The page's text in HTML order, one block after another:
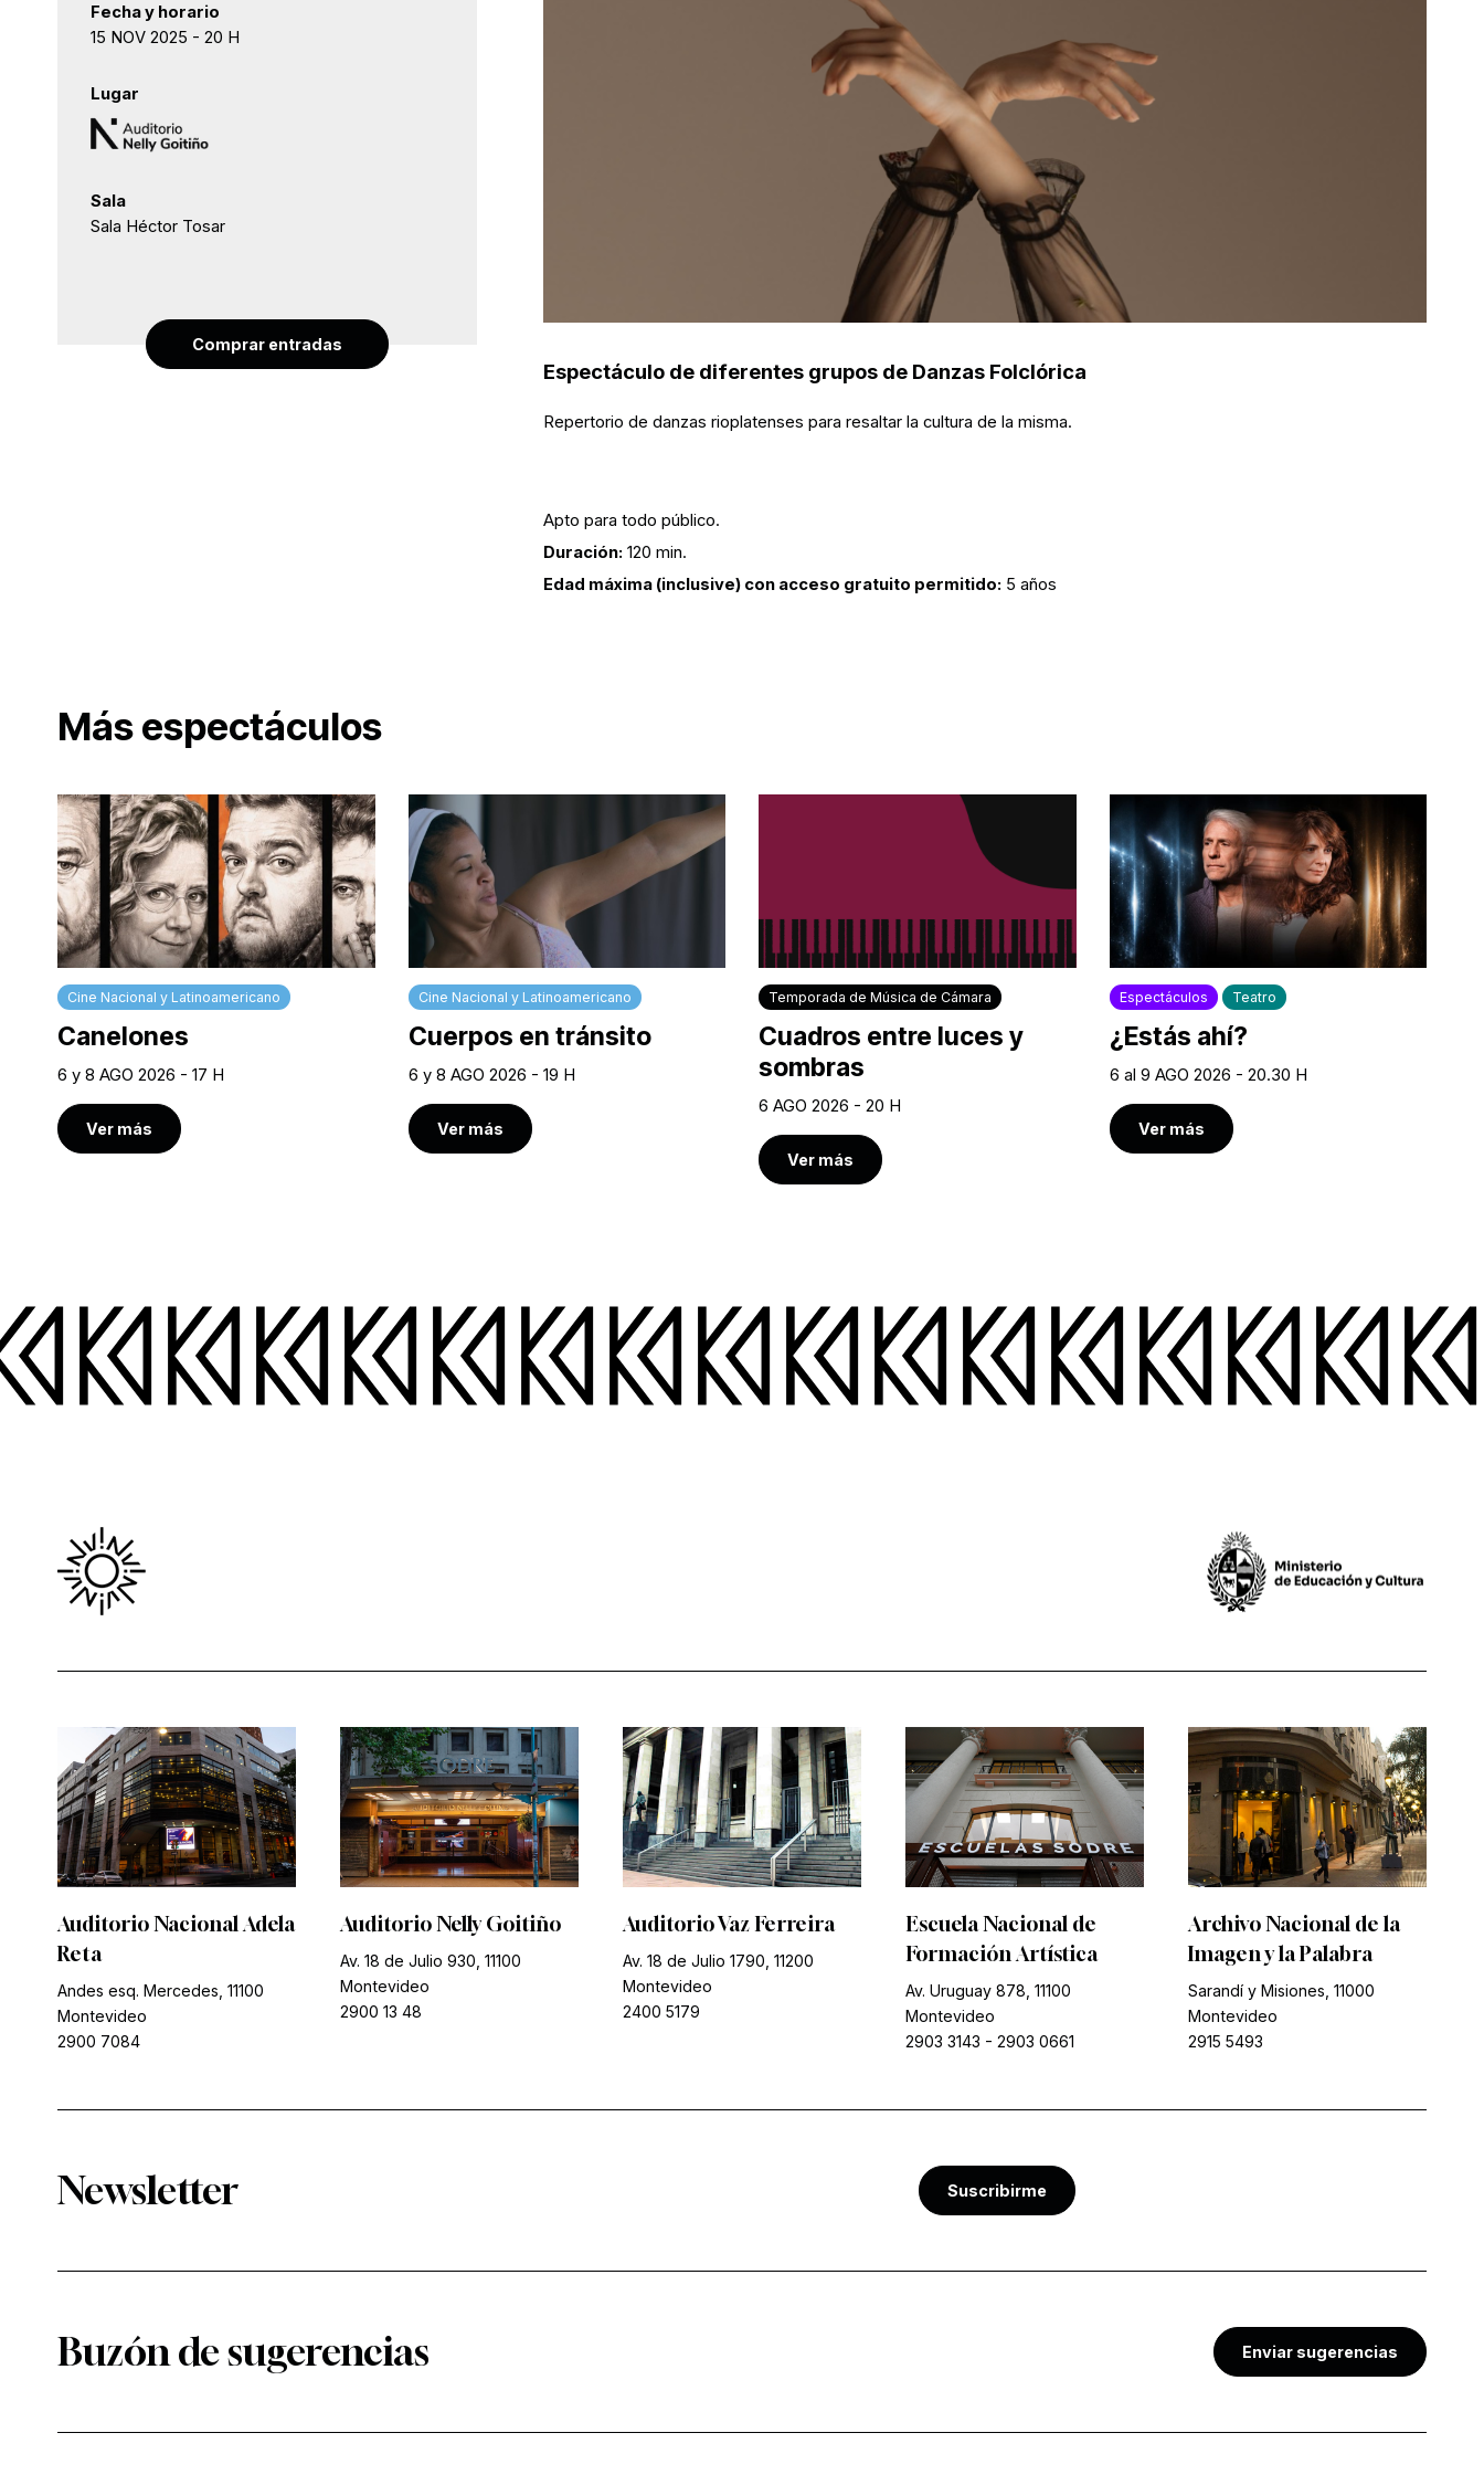
Espectáculo de diferentes grupos de Danzas Folclórica
Repertorio de danzas rioplatenses para resaltar la cultura de la misma.
Apto para todo público.
Duración: 120 min.
Edad máxima (inclusive) con acceso gratuito permitido: 5 años
Fecha y horario
15 NOV 2025 - 20 H
Lugar
Sala
Sala Héctor Tosar
Comprar entradas
Más espectáculos
Cine Nacional y Latinoamericano
Canelones
6 y 8 AGO 2026 - 17 H
Ver más
Cine Nacional y Latinoamericano
Cuerpos en tránsito
6 y 8 AGO 2026 - 19 H
Ver más
Temporada de Música de Cámara
Cuadros entre luces y
sombras
6 AGO 2026 - 20 H
Ver más
Espectáculos Teatro
¿Estás ahí?
6 al 9 AGO 2026 - 20.30 H
Ver más
Auditorio Nacional Adela
Reta
Andes esq. Mercedes, 11100
Montevideo
2900 7084
Auditorio Nelly Goitiño
Av. 18 de Julio 930, 11100
Montevideo
2900 13 48
Auditorio Vaz Ferreira
Av. 18 de Julio 1790, 11200
Montevideo
2400 5179
Escuela Nacional de
Formación Artística
Av. Uruguay 878, 11100
Montevideo
2903 3143 - 2903 0661
Archivo Nacional de la
Imagen y la Palabra
Sarandí y Misiones, 11000
Montevideo
2915 5493
Newsletter Suscribirme
Buzón de sugerencias Enviar sugerencias